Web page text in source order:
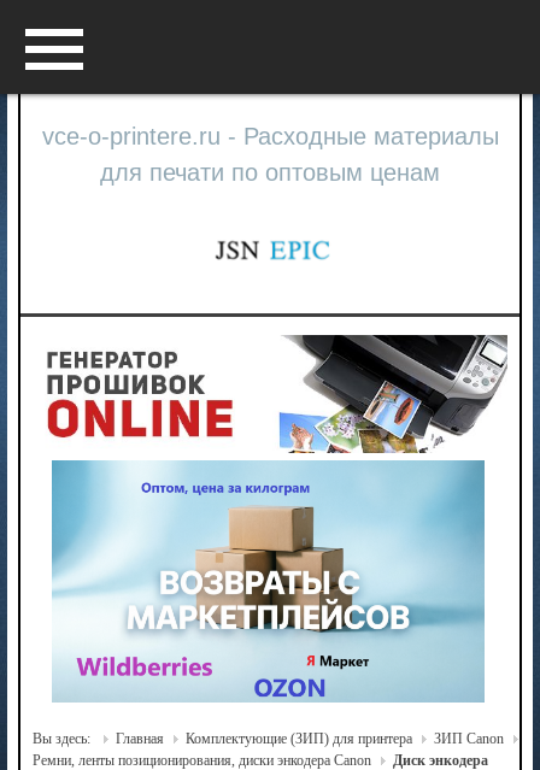
vce-o-printere.ru - Расходные материалы
для печати по оптовым ценам
Вы здесь: Главная Комплектующие (ЗИП) для принтера
ЗИП Canon
Ремни, ленты позиционирования, диски энкодера Canon
Диск энкодера